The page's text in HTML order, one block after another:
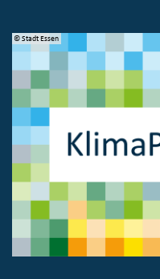
© Stadt Essen